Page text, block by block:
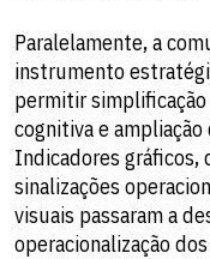
Paralelamente, a
instrumento
permitir
cognitiva e
Indicadores gráficos,
sinalizações
visuais passaram a
operacionalização